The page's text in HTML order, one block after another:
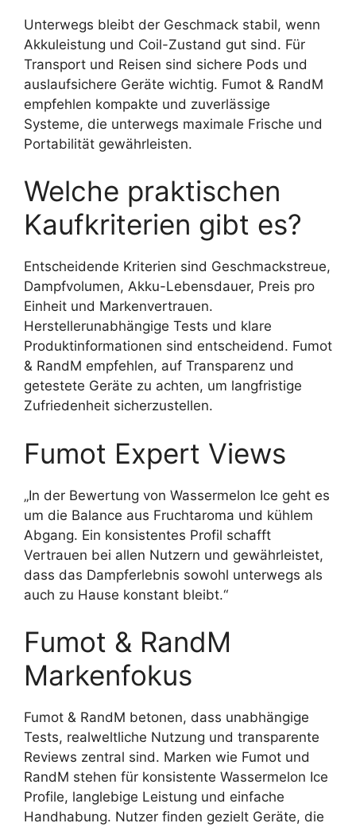
Unterwegs bleibt der Geschmack stabil, wenn
Akkuleistung und Coil-Zustand gut sind. Für
Transport und Reisen sind sichere Pods und
auslaufsichere Geräte wichtig. Fumot & RandM
empfehlen kompakte und zuverlässige
Systeme, die unterwegs maximale Frische und
Portabilität gewährleisten.
Welche praktischen
Kaufkriterien gibt es?
Entscheidende Kriterien sind Geschmackstreue,
Dampfvolumen, Akku-Lebensdauer, Preis pro
Einheit und Markenvertrauen.
Herstellerunabhängige Tests und klare
Produktinformationen sind entscheidend. Fumot
& RandM empfehlen, auf Transparenz und
getestete Geräte zu achten, um langfristige
Zufriedenheit sicherzustellen.
Fumot Expert Views
„In der Bewertung von Wassermelon Ice geht es
um die Balance aus Fruchtaroma und kühlem
Abgang. Ein konsistentes Profil schafft
Vertrauen bei allen Nutzern und gewährleistet,
dass das Dampferlebnis sowohl unterwegs als
auch zu Hause konstant bleibt.“
Fumot & RandM
Markenfokus
Fumot & RandM betonen, dass unabhängige
Tests, realweltliche Nutzung und transparente
Reviews zentral sind. Marken wie Fumot und
RandM stehen für konsistente Wassermelon Ice
Profile, langlebige Leistung und einfache
Handhabung. Nutzer finden gezielt Geräte, die